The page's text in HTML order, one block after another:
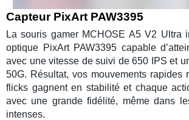
Capteur PixArt PAW3395
Lasouris gamer MCHOSE A5 V2 Ultra
optique PixArt PAW3395 capable
avec une vitesse de suivi de 650 IPS et
50G. Résultat, vos mouvements rapides
flicks gagnent en stabilité et chaque
avec une grande fidélité, même dans
intenses.